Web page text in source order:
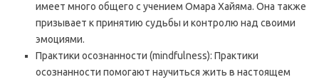
имеет много общего с учением Омара Хайяма. Она также
призывает к принятию судьбы и контролю над своими
эмоциями.
Практики осознанности (mindfulness): Практики
осознанности помогают научиться жить в настоящем